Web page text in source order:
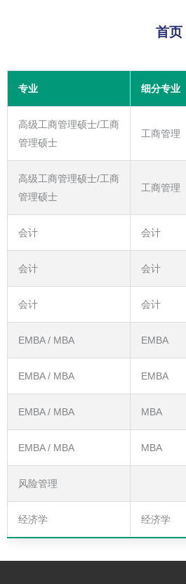
首页
专业 细分专业
高级工商管理硕士/工商
管理硕士
工商管理
高级工商管理硕士/工商
管理硕士
工商管理
会计 会计
会计 会计
会计 会计
EMBA / MBA EMBA
EMBA / MBA EMBA
EMBA / MBA MBA
EMBA / MBA MBA
风险管理
经济学 经济学